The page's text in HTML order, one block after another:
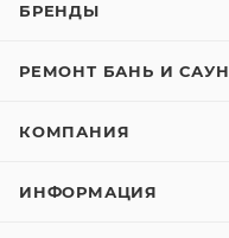
БРЕНДЫ
РЕМОНТ БАНЬ И САУН
КОМПАНИЯ
ИНФОРМАЦИЯ